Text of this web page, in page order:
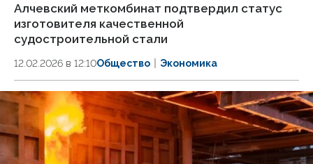
Алчевский меткомбинат подтвердил статус
изготовителя качественной
судостроительной стали
12.02.2026 в 12:10Общество Экономика